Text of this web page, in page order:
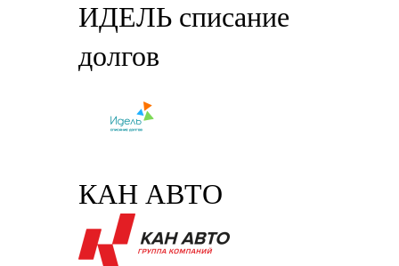
ИДЕЛЬ списание
долгов
КАН АВТО